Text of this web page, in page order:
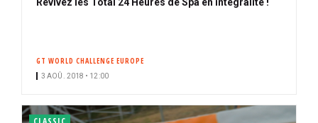
Revivez les Total 24 Heures de Spa en intégralité !
GT WORLD CHALLENGE EUROPE
3 AOÛ. 2018 • 12:00